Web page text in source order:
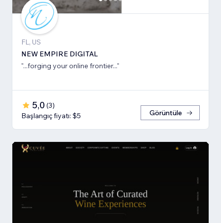
FL, US
NEW EMPIRE DIGITAL
"...forging your online frontier..."
5,0 (3)
Başlangıç fiyatı: $5
Görüntüle